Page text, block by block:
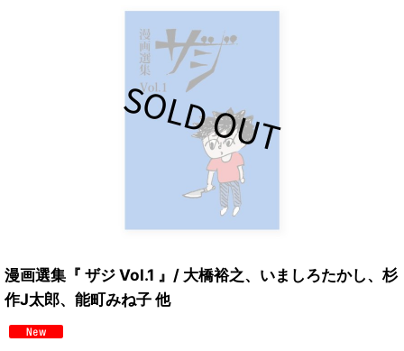
漫画選集『 ザジ Vol.1 』/ 大橋裕之、いましろたかし、杉
作J太郎、能町みね子 他